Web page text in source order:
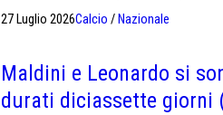
27 Luglio 2026Calcio / Nazionale
Maldini e Leonardo si
durati diciassette giorni